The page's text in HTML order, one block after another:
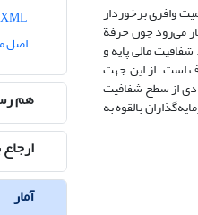
وافری برخوردار
می‌رود چون حرفة
مالی پایه و
است. از این جهت
از سطح شفافیت
بالقوه به
اصل
هم
آمار